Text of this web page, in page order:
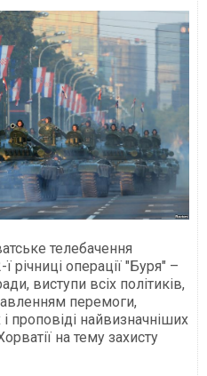
телебачення
річниці операції "Буря" –
виступи всіх політиків,
перемоги,
проповіді найвизначніших
на тему захисту